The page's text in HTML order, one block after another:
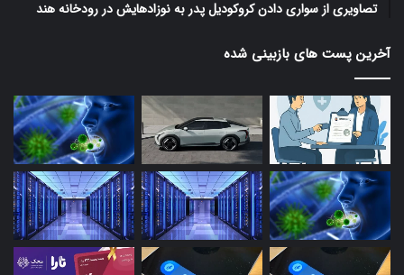
تصاویری از سواری دادن کروکودیل پدر به نوزادهایش در رودخانه هند
آخرین پست های بازبینی شده